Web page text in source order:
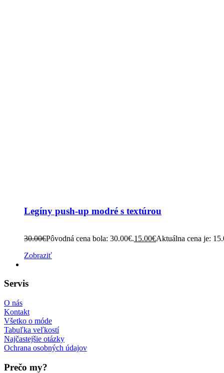
Legíny push-up modré s textúrou
30.00€Pôvodná cena bola: 30.00€.15.00€Aktuálna cena je:
Zobraziť
Servis
O nás
Kontakt
Všetko o móde
Tabuľka veľkostí
Najčastejšie otázky
Ochrana osobných údajov
Prečo my?